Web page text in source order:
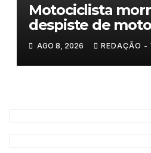
Motociclista
despiste de
AGO 8, 2026 REDAÇÃO -